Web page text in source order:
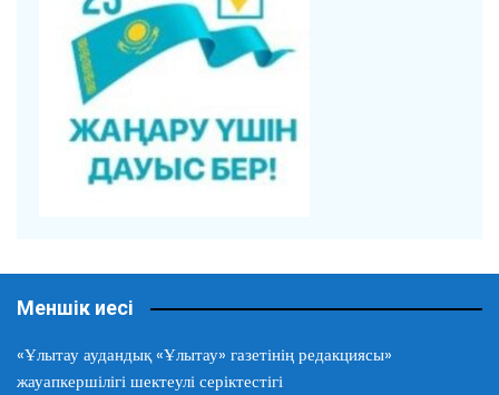
Меншік иесі
«Ұлытау аудандық «Ұлытау» газетінің редакциясы»
жауапкершілігі шектеулі серіктестігі